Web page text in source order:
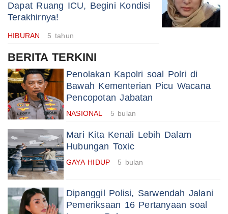
Dapat Ruang ICU, Begini Kondisi
Terakhirnya!
HIBURAN 5 tahun
BERITA TERKINI
Penolakan Kapolri soal Polri di
Bawah Kementerian Picu Wacana
Pencopotan Jabatan
NASIONAL 5 bulan
Mari Kita Kenali Lebih Dalam
Hubungan Toxic
GAYA HIDUP 5 bulan
Dipanggil Polisi, Sarwendah Jalani
Pemeriksaan 16 Pertanyaan soal